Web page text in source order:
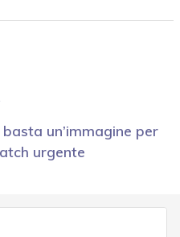
un’immagine per
urgente